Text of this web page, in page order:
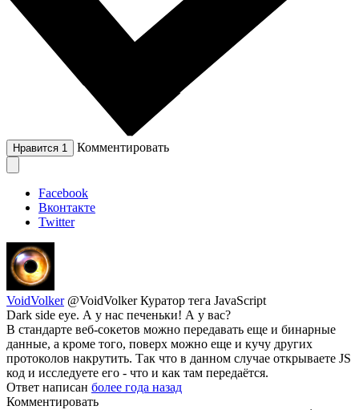
Нравится 1 Комментировать
Facebook
Вконтакте
Twitter
VoidVolker @VoidVolkerКуратор тега JavaScript
Dark side eye. А у нас печеньки! А у вас?
В стандарте веб-сокетов можно передавать еще и бинарные
данные, а кроме того, поверх можно еще и кучу других
протоколов накрутить. Так что в данном случае открываете JS
код и исследуете его - что и как там передаётся.
Ответ написан более года назад
Комментировать